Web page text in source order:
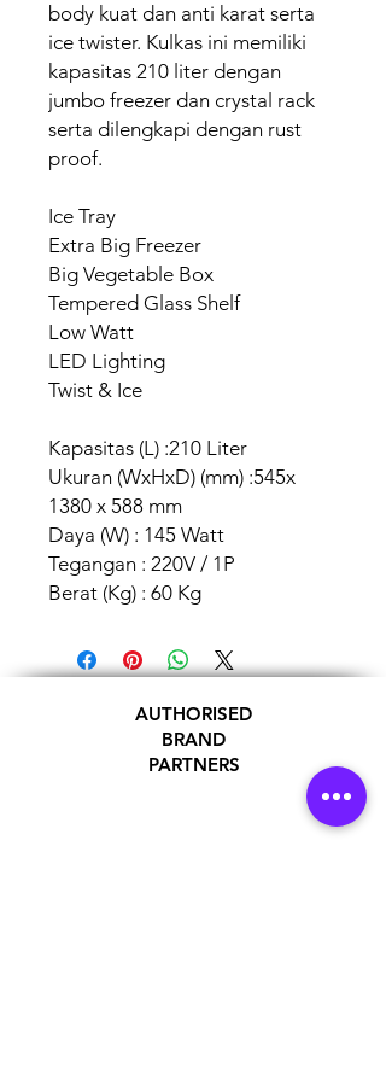
body kuat dan anti karat serta
ice twister. Kulkas ini memiliki
kapasitas 210 liter dengan
jumbo freezer dan crystal rack
serta dilengkapi dengan rust
proof.
Ice Tray
Extra Big Freezer
Big Vegetable Box
Tempered Glass Shelf
Low Watt
LED Lighting
Twist & Ice
Kapasitas (L) :210 Liter
Ukuran (WxHxD) (mm) :545x
1380 x 588 mm
Daya (W) : 145 Watt
Tegangan : 220V / 1P
Berat (Kg) : 60 Kg
AUTHORISED
BRAND
PARTNERS